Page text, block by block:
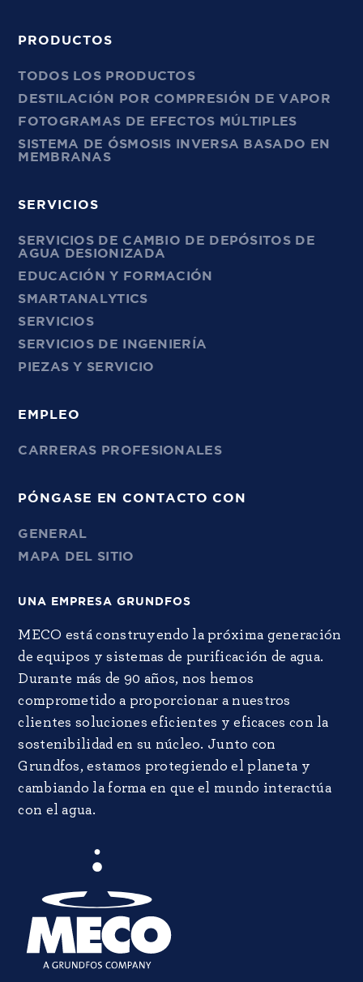
PRODUCTOS
TODOS LOS PRODUCTOS
DESTILACIÓN POR COMPRESIÓN DE VAPOR
FOTOGRAMAS DE EFECTOS MÚLTIPLES
SISTEMA DE ÓSMOSIS INVERSA BASADO EN
MEMBRANAS
SERVICIOS
SERVICIOS DE CAMBIO DE DEPÓSITOS DE
AGUA DESIONIZADA
EDUCACIÓN Y FORMACIÓN
SMARTANALYTICS
SERVICIOS
SERVICIOS DE INGENIERÍA
PIEZAS Y SERVICIO
EMPLEO
CARRERAS PROFESIONALES
PÓNGASE EN CONTACTO CON
GENERAL
MAPA DEL SITIO
UNA EMPRESA GRUNDFOS
MECO está construyendo la próxima generación
de equipos y sistemas de purificación de agua.
Durante más de 90 años, nos hemos
comprometido a proporcionar a nuestros
clientes soluciones eficientes y eficaces con la
sostenibilidad en su núcleo. Junto con
Grundfos, estamos protegiendo el planeta y
cambiando la forma en que el mundo interactúa
con el agua.